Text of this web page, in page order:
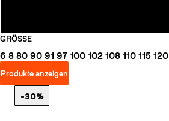
GRÖSSE
6 8 80 90 91 97 100 102 108 110 115 120
Produkte anzeigen
-30%